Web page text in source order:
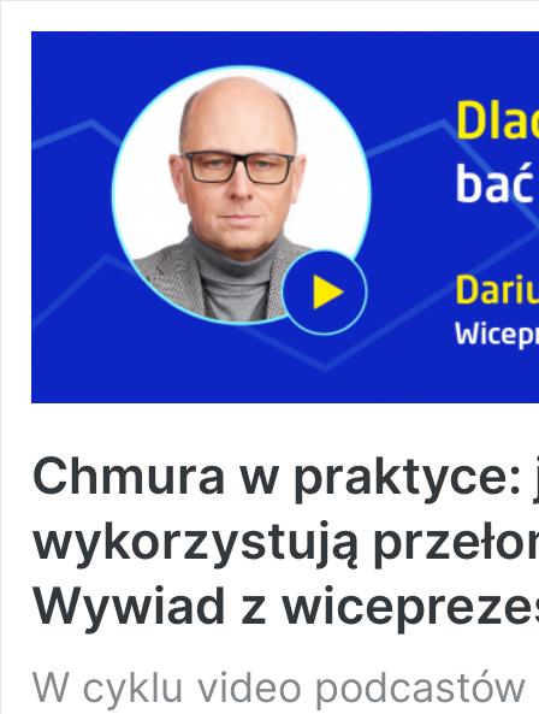
Chmura w
wykorzystują
Wywiad z
W cyklu video